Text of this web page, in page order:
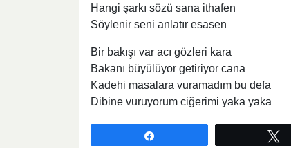
Hangi şarkı sözü sana ithafen
Söylenir seni anlatır esasen
Bir bakışı var acı gözleri kara
Bakanı büyülüyor getiriyor cana
Kadehi masalara vuramadım bu defa
Dibine vuruyorum ciğerimi yaka yaka